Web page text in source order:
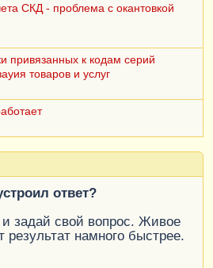
СКД - проблема с окантовкой
привязанных к кодам серий
товаров и услуг
ответ?
и задай свой вопрос. Живое
намного быстрее.